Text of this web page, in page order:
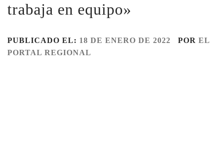
trabaja en equipo»
PUBLICADO EL: 18 DE ENERO DE 2022 POR EL
PORTAL REGIONAL